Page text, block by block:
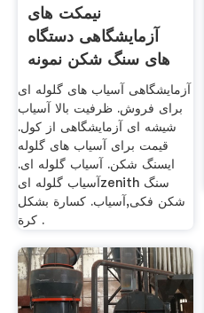
نیمکت های
آزمایشگاهی دستگاه
های سنگ شکن نمونه
آزمایشگاهی آسیاب های گلوله ای
برای فروش. ظرفیت بالا آسیاب
شیشه ای آزمایشگاهی از کول.
قیمت برای آسیاب های گلوله
ایسنگ شکن. آسیاب گلوله ای.
آسیاب گلوله ایzenith سنگ
شکن فکی,آسیاب. كسارة بشكل
كرة .